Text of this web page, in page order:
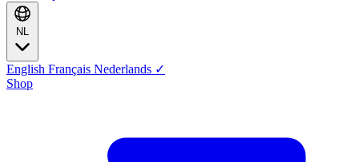
English Français Nederlands ✓
Shop